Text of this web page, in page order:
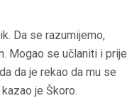
Da se razumijemo,
Mogao se učlaniti i prije
da je rekao da mu se
je Škoro.